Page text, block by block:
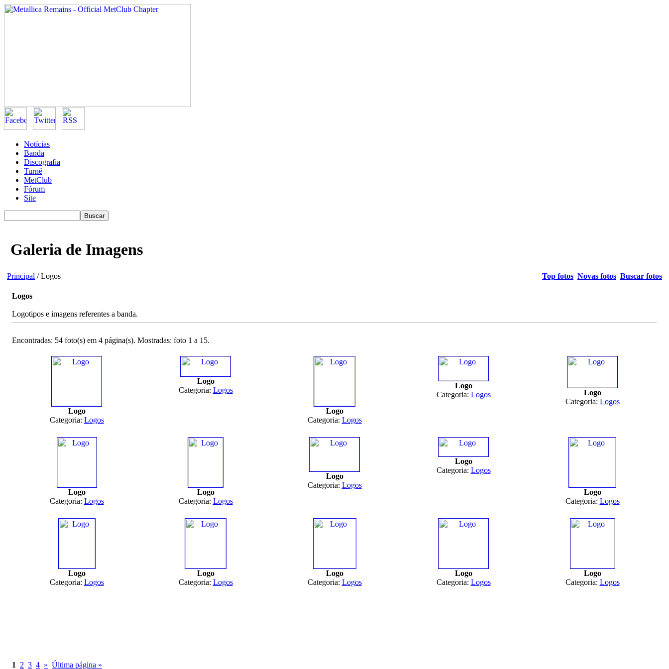
Notícias
Banda
Discografia
Turnê
MetClub
Fórum
Site
Galeria de Imagens
Principal / Logos Top fotos Novas fotos Buscar fotos
Logos
Logotipos e imagens referentes a banda.
Encontradas: 54 foto(s) em 4 página(s). Mostradas: foto 1 a 15.
Logo
Categoria: Logos
Logo
Categoria: Logos
Logo
Categoria: Logos
Logo
Categoria: Logos
Logo
Categoria: Logos
Logo
Categoria: Logos
Logo
Categoria: Logos
Logo
Categoria: Logos
Logo
Categoria: Logos
Logo
Categoria: Logos
Logo
Categoria: Logos
Logo
Categoria: Logos
Logo
Categoria: Logos
Logo
Categoria: Logos
Logo
Categoria: Logos
1 2 3 4 » Última página »